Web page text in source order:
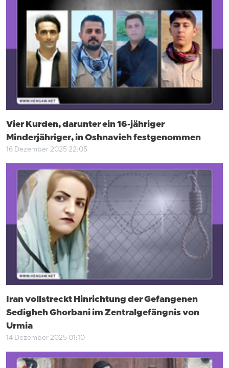
Vier Kurden, darunter ein 16-jähriger
Minderjähriger, in Oshnavieh festgenommen
16 Dezember 2025 22:05
Iran vollstreckt Hinrichtung der Gefangenen
Sedigheh Ghorbani im Zentralgefängnis von
Urmia
14 Dezember 2025 01:10